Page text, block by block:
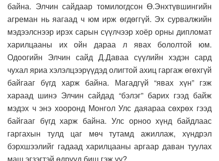
байна. Элчин сайдаар томилогдсон Ө.Энхтүвшингийн
агреман нь яагаад ч юм ирж өгдөггүй. Эх сурвалжийн
мэдээлснээр ирэх сарын сүүлчээр хоёр орны дипломат
харилцааны их ойн дараа л явах бололтой юм.
Одоогийн Элчин сайд Д.Даваа сүүлийн хэдэн сард
чухал яриа хэлэлцээрүүдэд олигтой ахиц гаргаж өгөхгүй
байгааг бүгд харж байна. Магадгүй “явах хүн” гэж
хараад шинэ Элчин сайдад “бэлэг” барих гээд байж
мэдэх ч энэ хооронд Монгол Улс даяараа сөхрөх гээд
байгааг бүгд харж байна. Улс орноо хүнд байдлаас
гаргахын тулд цаг мөч тутамд ажиллаж, хүндрэл
бэрхшээлийг гадаад харилцааны аргаар даван туулах